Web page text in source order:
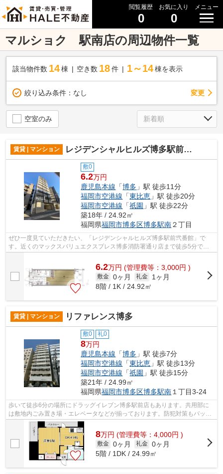
閲覧履歴
0
お気に入り
0
メニュー
マルショク 駅南店の周辺物件一覧
該当物件数 14棟 空き数 18 件 1～14 棟を表示
絞り込み条件： なし 変更
空室のみ
賃貸 | マンション レジデンシャルヒルズ博多駅前弐番館
敷0
6.2万円
鹿児島本線 「博多 」駅 徒歩11分
福岡市空港線 「東比恵 」駅 徒歩20分
福岡市空港線 「祇園 」駅 徒歩22分
築18年 / 24.92㎡
福岡県福岡市博多区博多駅南２丁目
ぜひ一度見ていただきたい、「レジデンシャルヒルズ博多駅前弐番館」で
す。近くのマックスバリュエクスプレス博多消防署通り店まで徒歩5分で行
6.2万円 (管理費等：3,000円 )
敷金 0ヶ月 礼金
1ヶ月
8階 / 1K / 24.92㎡
賃貸 | マンション リファレンス博多
敷0 礼0
8万円
鹿児島本線 「博多 」駅 徒歩7分
福岡市空港線 「東比恵 」駅 徒歩13分
福岡市空港線 「祇園 」駅 徒歩15分
築21年 / 24.99㎡
福岡県福岡市博多区博多駅南 １丁目3-24
歩いて徒歩6分の場所にドラッグイレブン博多駅前店もあります。共用部に
は敷地内ごみ置き場・エレベータなどが揃っております。防犯対策もバッチ
リなマンションタイプの物件です。バス...
8万円 (管理費等：4,000円 )
敷金 0ヶ月 礼金 0ヶ月
5階 / 1DK / 24.99㎡